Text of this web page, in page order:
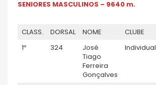
SENIORES MASCULINOS – 9640 m.
CLASS. DORSAL NOME CLUBE
1º
324
José
Tiago
Ferreira
Gonçalves
Individual